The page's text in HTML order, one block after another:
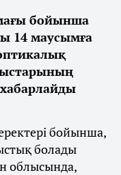
бойынша
14 маусымға
бойынша,
болады
облысында,